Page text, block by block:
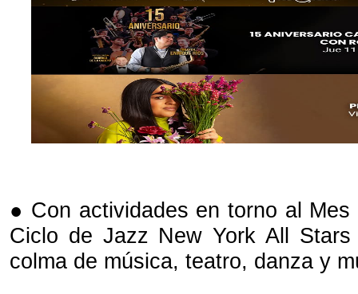
● Con actividades en torno al
Ciclo de Jazz New York All
colma de música, teatro, danza y